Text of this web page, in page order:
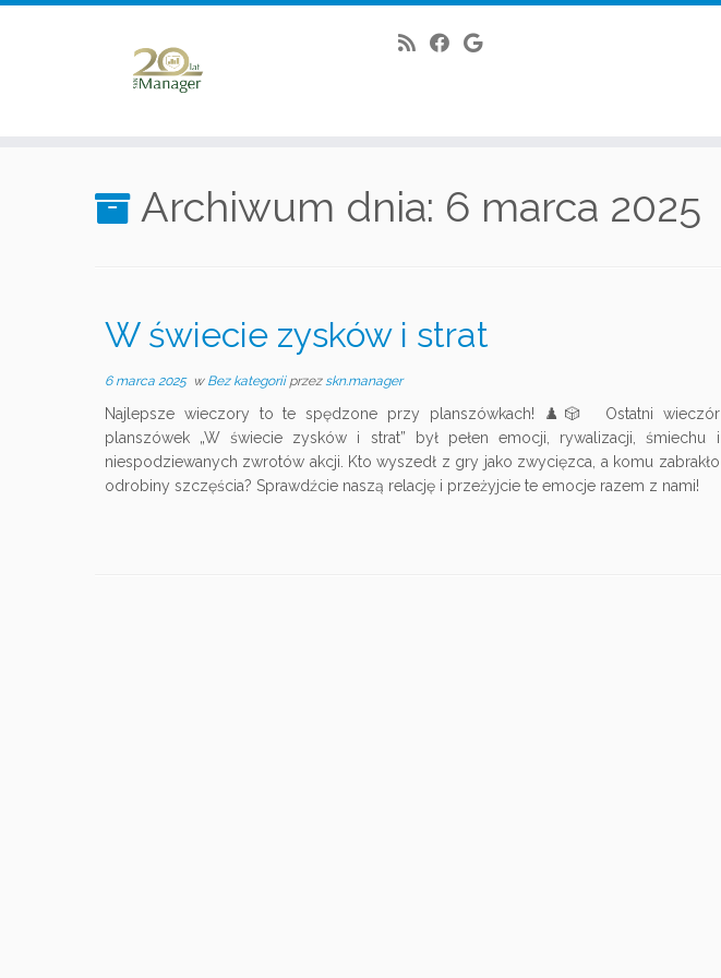
Archiwum dnia: 6 marca 2025
W świecie zysków i strat
6 marca 2025w Bez kategorii przezskn.manager
Najlepsze wieczory to te spędzone przy planszówkach! ♟️🎲 Ostatni wieczór
planszówek „W świecie zysków i strat” był pełen emocji, rywalizacji, śmiechu i
niespodziewanych zwrotów akcji. Kto wyszedł z gry jako zwycięzca, a komu zabrakło
odrobiny szczęścia? Sprawdźcie naszą relację i przeżyjcie te emocje razem z nami!